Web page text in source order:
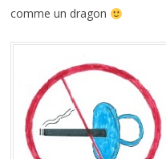
comme un dragon